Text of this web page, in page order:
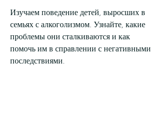
Изучаем поведение детей, выросших в
семьях с алкоголизмом. Узнайте, какие
проблемы они сталкиваются и как
помочь им в справлении с негативными
последствиями.